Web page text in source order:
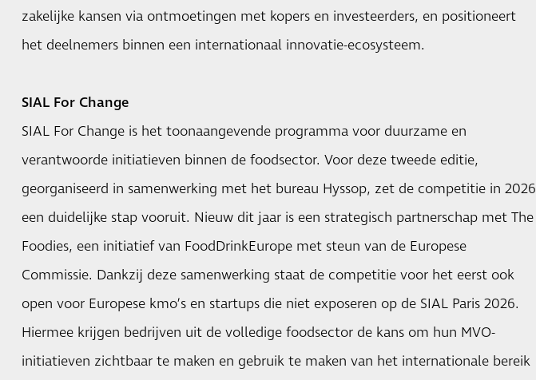
zakelijke kansen via ontmoetingen met kopers en investeerders, en positioneert
het deelnemers binnen een internationaal innovatie-ecosysteem.
SIAL For Change
SIAL For Change is het toonaangevende programma voor duurzame en
verantwoorde initiatieven binnen de foodsector. Voor deze tweede editie,
georganiseerd in samenwerking met het bureau Hyssop, zet de competitie in 2026
een duidelijke stap vooruit. Nieuw dit jaar is een strategisch partnerschap met The
Foodies, een initiatief van FoodDrinkEurope met steun van de Europese
Commissie. Dankzij deze samenwerking staat de competitie voor het eerst ook
open voor Europese kmo’s en startups die niet exposeren op de SIAL Paris 2026.
Hiermee krijgen bedrijven uit de volledige foodsector de kans om hun MVO-
initiatieven zichtbaar te maken en gebruik te maken van het internationale bereik